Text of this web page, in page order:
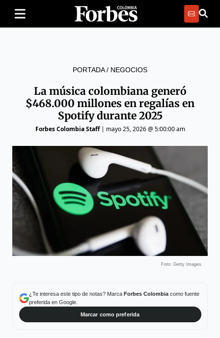
PORTADA/ NEGOCIOS
La música colombiana generó
$468.000 millones en regalías en
Spotify durante 2025
Forbes Colombia Staff| mayo 25, 2026 @ 5:00:00 am
Foto: Getty Images.
¿Te interesa este tipo de notas? Marca Forbes Colombiacomo fuente
preferida en Google.
Marcar como preferida